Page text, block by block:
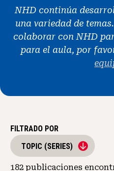
NHD continúa
una variedad de
colaborar con NHD
para el aula, por
FILTRADO POR
TOPIC (SERIES)
182 publicaciones